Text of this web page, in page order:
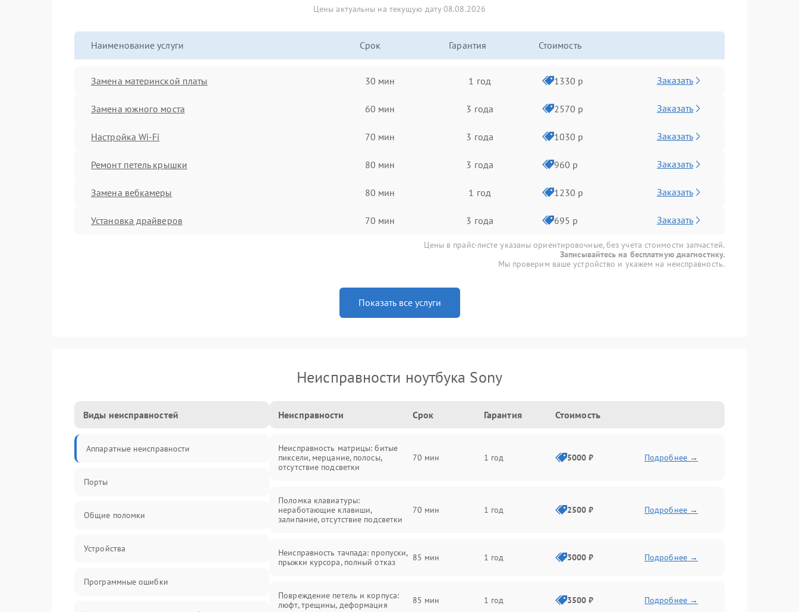
Цены актуальны на текущую дату 08.08.2026
Наименование услуги Срок Гарантия Стоимость
Замена материнской платы 30 мин 1 год 1330 р Заказать
Замена южного моста 60 мин 3 года 2570 р Заказать
Настройка Wi-Fi 70 мин 3 года 1030 р Заказать
Ремонт петель крышки 80 мин 3 года 960 р Заказать
Замена вебкамеры 80 мин 1 год 1230 р Заказать
Установка драйверов 70 мин 3 года 695 р Заказать
Цены в прайс-листе указаны ориентировочные, без учета стоимости запчастей.
Записывайтесь на бесплатную диагностику.
Мы проверим ваше устройство и укажем на неисправность.
Показать все услуги
Неисправности ноутбука Sony
Виды неисправностей
Аппаратные неисправности
Порты
Общие поломки
Устройства
Программные ошибки
Неисправности Срок Гарантия Стоимость
Неисправность матрицы: битые
пиксели, мерцание, полосы,
отсутствие подсветки
70 мин 1 год 5000 ₽ Подробнее →
Поломка клавиатуры:
неработающие клавиши,
залипание, отсутствие подсветки
70 мин 1 год 2500 ₽ Подробнее →
Неисправность тачпада: пропуски,
прыжки курсора, полный отказ
85 мин 1 год 3000 ₽ Подробнее →
Повреждение петель и корпуса:
люфт, трещины, деформация
85 мин 1 год 3500 ₽ Подробнее →